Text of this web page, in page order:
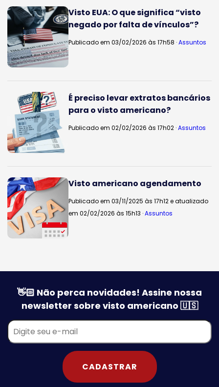
Visto EUA: O que significa “visto
negado por falta de vínculos”?
Publicado em 03/02/2026 às 17h58 ·Assuntos
É preciso levar extratos bancários
para o visto americano?
Publicado em 02/02/2026 às 17h02 ·Assuntos
Visto americano agendamento
Publicado em 03/11/2025 às 17h12 e atualizado
em 02/02/2026 às 15h13 ·Assuntos
👋🏻 Não perca novidades! Assine nossa
newsletter sobre visto americano 🇺🇸
CADASTRAR